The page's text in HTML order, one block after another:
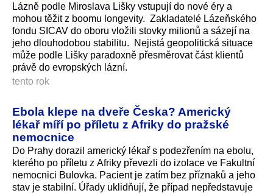
Lázně podle Miroslava Lišky vstupují do nové éry a
mohou těžit z boomu longevity. Zakladatelé Lázeňského
fondu SICAV do oboru vložili stovky milionů a sázejí na
jeho dlouhodobou stabilitu. Nejistá geopolitická situace
může podle Lišky paradoxně přesměrovat část klientů
právě do evropských lázní.
tento rok
Ebola klepe na dveře Česka? Americký
lékař míří po příletu z Afriky do pražské
nemocnice
Do Prahy dorazil americký lékař s podezřením na ebolu,
kterého po příletu z Afriky převezli do izolace ve Fakultní
nemocnici Bulovka. Pacient je zatím bez příznaků a jeho
stav je stabilní. Úřady uklidňují, že případ nepředstavuje